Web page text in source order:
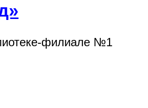
филиале №1